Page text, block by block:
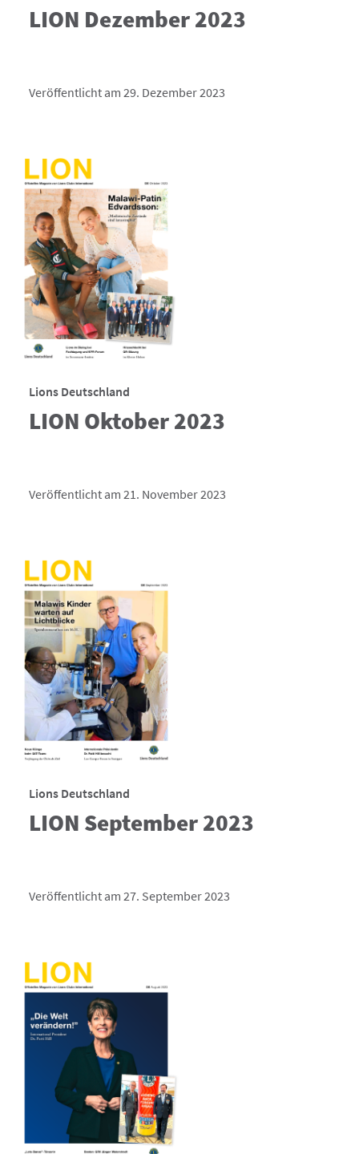
LION Dezember 2023
Veröffentlicht am 29. Dezember 2023
Lions Deutschland
LION Oktober 2023
Veröffentlicht am 21. November 2023
Lions Deutschland
LION September 2023
Veröffentlicht am 27. September 2023